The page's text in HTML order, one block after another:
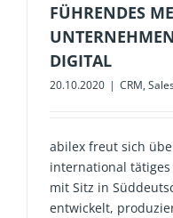
FÜHRENDES
DIGITAL
20.10.2020 | CRM,
abilex freut sich
international
mit Sitz in
entwickelt,